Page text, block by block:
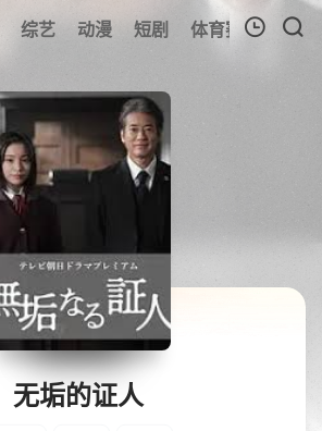
综艺 动漫 短剧 体育赛事 预告
暂无观看影片的记录
无垢的证人